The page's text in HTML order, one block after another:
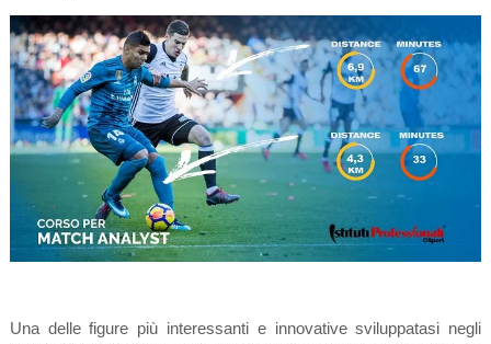
Una delle figure più interessanti e innovative sviluppatasi negli